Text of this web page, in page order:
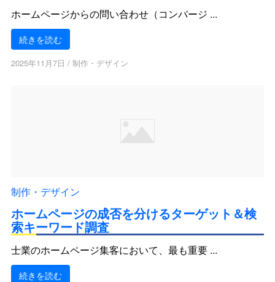
ホームページからの問い合わせ（コンバージ ...
続きを読む
2025年11月7日 / 制作・デザイン
制作・デザイン
ホームページの成否を分けるターゲット＆検
索キーワード調査
士業のホームページ集客において、最も重要 ...
続きを読む